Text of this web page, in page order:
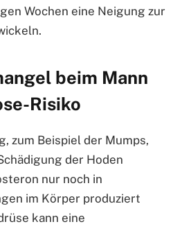
Wochen eine Neigung zur
beim Mann
Risiko
zum Beispiel der Mumps,
der Hoden
nur noch in
im Körper produziert
kann eine